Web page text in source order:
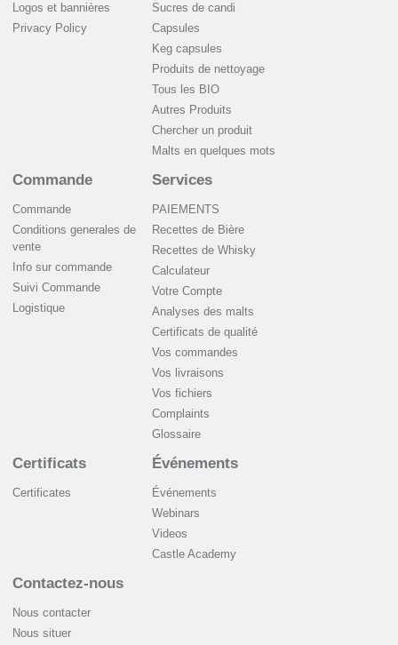
Logos et bannières
Privacy Policy
Sucres de candi
Capsules
Keg capsules
Produits de nettoyage
Tous les BIO
Autres Produits
Chercher un produit
Malts en quelques mots
Commande
Commande
Conditions generales de
vente
Info sur commande
Suivi Commande
Logistique
Services
PAIEMENTS
Recettes de Bière
Recettes de Whisky
Сalculateur
Votre Compte
Analyses des malts
Certificats de qualité
Vos commandes
Vos livraisons
Vos fichiers
Complaints
Glossaire
Certificats
Certificates
Événements
Événements
Webinars
Videos
Castle Academy
Contactez-nous
Nous contacter
Nous situer